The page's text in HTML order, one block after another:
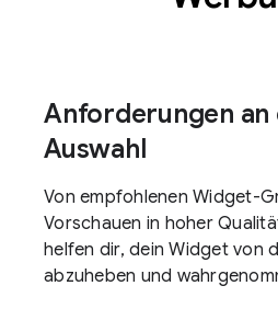
Anforderungen an
Auswahl
Von empfohlenen Widget-
Vorschauen in hoher
helfen dir, dein Widget von
abzuheben und